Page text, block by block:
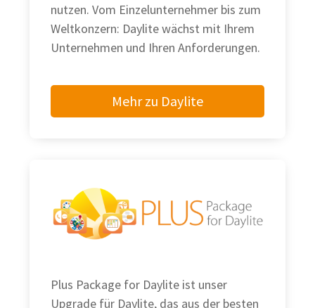
nutzen. Vom Einzelunternehmer bis zum
Weltkonzern: Daylite wächst mit Ihrem
Unternehmen und Ihren Anforderungen.
Mehr zu Daylite
Plus Package for Daylite ist unser
Upgrade für Daylite, das aus der besten